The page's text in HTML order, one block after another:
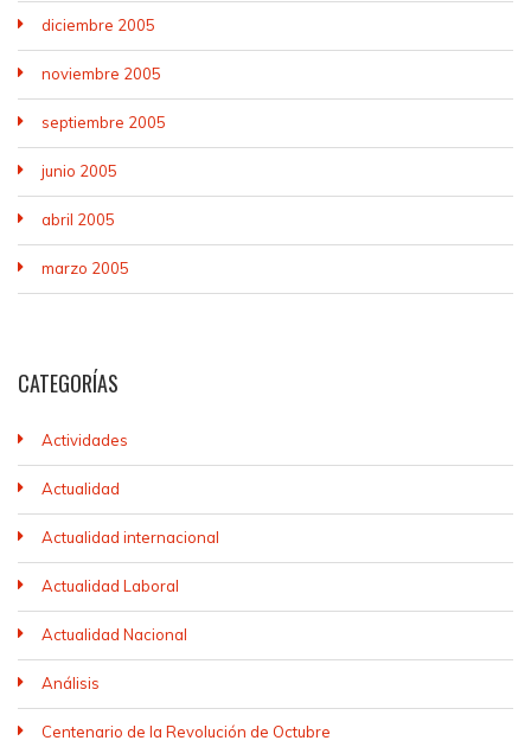
diciembre 2005
noviembre 2005
septiembre 2005
junio 2005
abril 2005
marzo 2005
CATEGORÍAS
Actividades
Actualidad
Actualidad internacional
Actualidad Laboral
Actualidad Nacional
Análisis
Centenario de la Revolución de Octubre